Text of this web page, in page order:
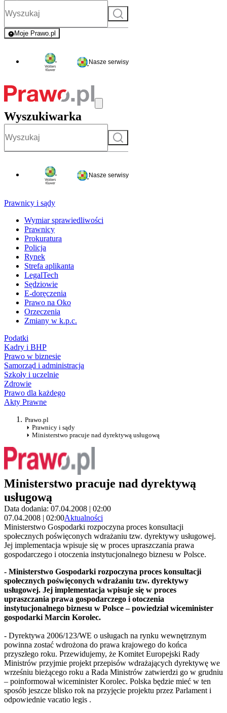
Szukaj
Moje Prawo.pl
- rejestracja i logowanie do serwisu
Nasze serwisy
Wyszukiwarka
Szukaj
Nasze serwisy
Prawnicy i sądy
Wymiar sprawiedliwości
Prawnicy
Prokuratura
Policja
Rynek
Strefa aplikanta
LegalTech
Sędziowie
E-doręczenia
Prawo na Oko
Orzeczenia
Zmiany w k.p.c.
Podatki
Kadry i BHP
Prawo w biznesie
Samorząd i administracja
Szkoły i uczelnie
Zdrowie
Prawo dla każdego
Akty Prawne
Prawo.pl
Prawnicy i sądy
Ministerstwo pracuje nad dyrektywą usługową
Ministerstwo pracuje nad dyrektywą
usługową
Data dodania: 07.04.2008 | 02:00
07.04.2008 | 02:00Aktualności
Ministerstwo Gospodarki rozpoczyna proces konsultacji
społecznych poświęconych wdrażaniu tzw. dyrektywy usługowej.
Jej implementacja wpisuje się w proces upraszczania prawa
gospodarczego i otoczenia instytucjonalnego biznesu w Polsce.
- Ministerstwo Gospodarki rozpoczyna proces konsultacji
społecznych poświęconych wdrażaniu tzw. dyrektywy
usługowej. Jej implementacja wpisuje się w proces
upraszczania prawa gospodarczego i otoczenia
instytucjonalnego biznesu w Polsce – powiedział wiceminister
gospodarki Marcin Korolec.
- Dyrektywa 2006/123/WE o usługach na rynku wewnętrznym
powinna zostać wdrożona do prawa krajowego do końca
przyszłego roku. Przewidujemy, że Komitet Europejski Rady
Ministrów przyjmie projekt przepisów wdrażających dyrektywę we
wrześniu bieżącego roku a Rada Ministrów zatwierdzi go w grudniu
– poinformował wiceminister Korolec. Polska będzie mieć w ten
sposób jeszcze blisko rok na przyjęcie projektu przez Parlament i
odpowiednie vacatio legis .